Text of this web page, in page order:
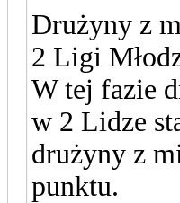
Drużyny z
2 Ligi
W tej fazie
w 2 Lidze
drużyny z
punktu.